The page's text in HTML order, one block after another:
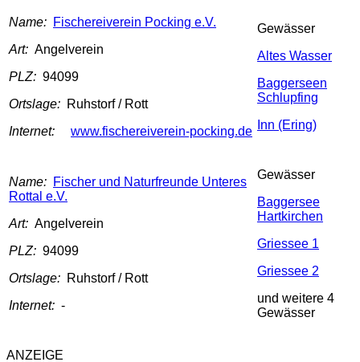
Name: Fischereiverein Pocking e.V.
Art: Angelverein
PLZ: 94099
Ortslage: Ruhstorf / Rott
Internet:
www.fischereiverein-pocking.de
Gewässer
Altes Wasser
Baggerseen
Schlupfing
Inn (Ering)
Name: Fischer und Naturfreunde Unteres
Rottal e.V.
Art: Angelverein
PLZ: 94099
Ortslage: Ruhstorf / Rott
Internet: -
Gewässer
Baggersee
Hartkirchen
Griessee 1
Griessee 2
und weitere 4
Gewässer
ANZEIGE